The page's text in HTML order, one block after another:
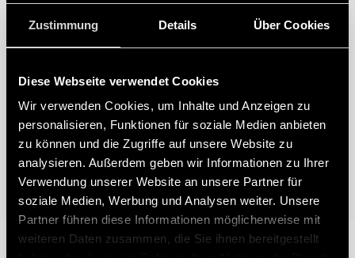
Zustimmung Details Über Cookies
Diese Webseite verwendet Cookies
Wir verwenden Cookies, um Inhalte und Anzeigen zu
personalisieren, Funktionen für soziale Medien anbieten
zu können und die Zugriffe auf unsere Website zu
analysieren. Außerdem geben wir Informationen zu Ihrer
Verwendung unserer Website an unsere Partner für
soziale Medien, Werbung und Analysen weiter. Unsere
Partner führen diese Informationen möglicherweise mit
weiteren Daten zusammen, die Sie ihnen bereitgestellt